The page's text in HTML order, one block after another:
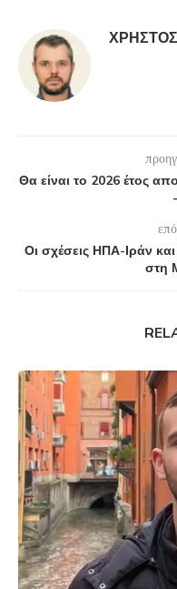
Θα είναι το 2026 έτος
Οι σχέσεις ΗΠΑ-Ιράν
στη